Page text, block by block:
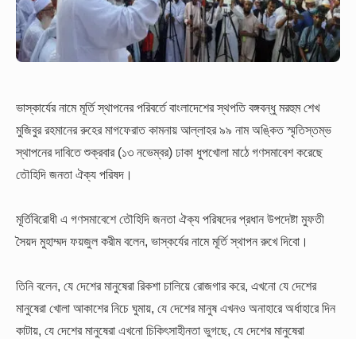
ভাস্কার্যের নামে মূর্তি স্থাপনের পরিবর্তে বাংলাদেশের স্থপতি বঙ্গবন্ধু মরহুম শেখ
মুজিবুর রহমানের রুহের মাগফেরাত কামনায় আল্লাহর ৯৯ নাম অঙ্কিত স্মৃতিস্তম্ভ
স্থাপনের দাবিতে শুক্রবার (১৩ নভেম্বর) ঢাকা ধুপখোলা মাঠে গণসমাবেশ করেছে
তৌহিদি জনতা ঐক্য পরিষদ।
মূর্তিবিরোধী এ গণসমাবেশে তৌহিদি জনতা ঐক্য পরিষদের প্রধান উপদেষ্টা মুফতী
সৈয়দ মুহাম্মদ ফয়জুল করীম বলেন, ভাস্কর্যের নামে মূর্তি স্থাপন রুখে দিবো।
তিনি বলেন, যে দেশের মানুষেরা রিকশা চালিয়ে রোজগার করে, এখনো যে দেশের
মানুষেরা খোলা আকাশের নিচে ঘুমায়, যে দেশের মানুষ এখনও অনাহারে অর্ধাহারে দিন
কাটায়, যে দেশের মানুষেরা এখনো চিকিৎসাহীনতা ভুগছে, যে দেশের মানুষেরা